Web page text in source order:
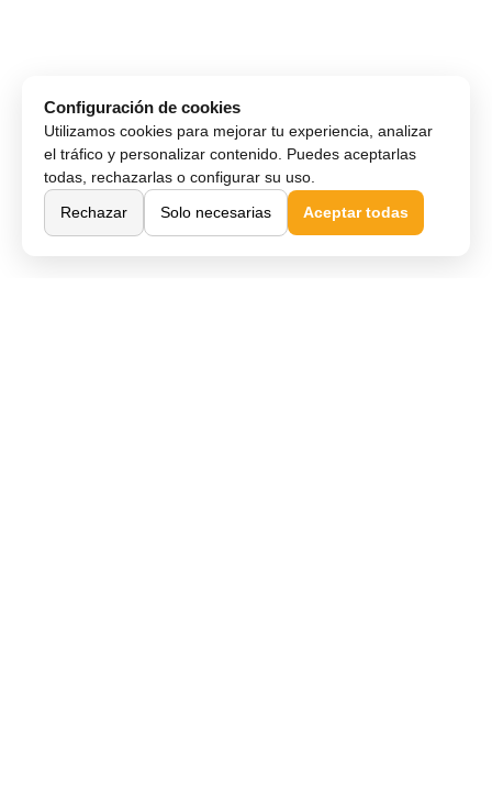
Configuración de cookies
Utilizamos cookies para mejorar tu experiencia, analizar
el tráfico y personalizar contenido. Puedes aceptarlas
todas, rechazarlas o configurar su uso.
Rechazar
Solo necesarias Aceptar todas